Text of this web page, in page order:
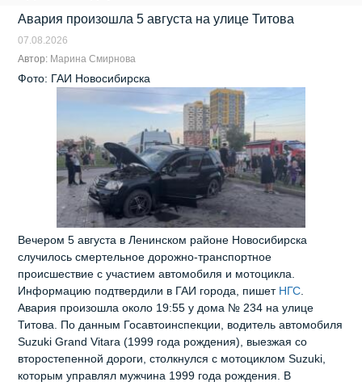
Авария произошла 5 августа на улице Титова
07.08.2026
Автор: Марина Смирнова
Фото: ГАИ Новосибирска
Вечером 5 августа в Ленинском районе Новосибирска
случилось смертельное дорожно‑транспортное
происшествие с участием автомобиля и мотоцикла.
Информацию подтвердили в ГАИ города, пишет НГС.
Авария произошла около 19:55 у дома № 234 на улице
Титова. По данным Госавтоинспекции, водитель автомобиля
Suzuki Grand Vitara (1999 года рождения), выезжая со
второстепенной дороги, столкнулся с мотоциклом Suzuki,
которым управлял мужчина 1999 года рождения. В